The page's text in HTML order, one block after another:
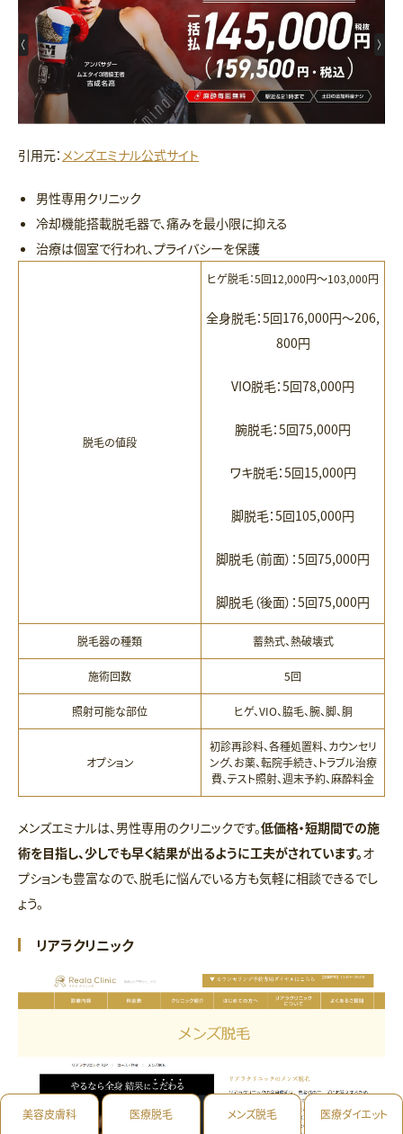
引用元： メンズエミナル公式サイト
男性専用クリニック
冷却機能搭載脱毛器で、痛みを最小限に抑える
治療は個室で行われ、プライバシーを保護
脱毛の値段
ヒゲ脱毛：5回12,000円〜103,000円
全身脱毛：5回176,000円〜206,
800円
VIO脱毛：5回78,000円
腕脱毛：5回75,000円
ワキ脱毛：5回15,000円
脚脱毛：5回105,000円
脚脱毛（前面）：5回75,000円
脚脱毛（後面）：5回75,000円
脱毛器の種類 蓄熱式、熱破壊式
施術回数 5回
照射可能な部位 ヒゲ、VIO、脇毛、腕、脚、胴
オプション
初診再診料、各種処置料、カウンセリ
ング、お薬、転院手続き、トラブル治療
費、テスト照射、週末予約、麻酔料金
メンズエミナルは、男性専用のクリニックです。低価格・短期間での施
術を目指し、少しでも早く結果が出るように工夫がされています。オ
プションも豊富なので、脱毛に悩んでいる方も気軽に相談できるでし
ょう。
リアラクリニック
美容皮膚科 医療脱毛 メンズ脱毛 医療ダイエット